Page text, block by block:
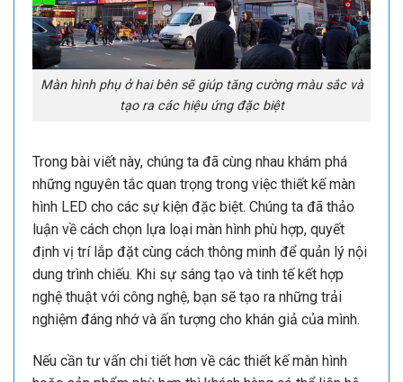
Màn hình phụ ở hai bên sẽ giúp tăng cường màu sắc và
tạo ra các hiệu ứng đặc biệt
Trong bài viết này, chúng ta đã cùng nhau khám phá
những nguyên tắc quan trọng trong việc thiết kế màn
hình LED cho các sự kiện đặc biệt. Chúng ta đã thảo
luận về cách chọn lựa loại màn hình phù hợp, quyết
định vị trí lắp đặt cùng cách thông minh để quản lý nội
dung trình chiếu. Khi sự sáng tạo và tinh tế kết hợp
nghệ thuật với công nghệ, bạn sẽ tạo ra những trải
nghiệm đáng nhớ và ấn tượng cho khán giả của mình.
Nếu cần tư vấn chi tiết hơn về các thiết kế màn hình